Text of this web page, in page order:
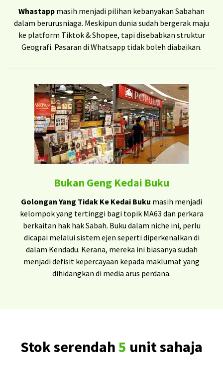
Whastapp masih menjadi pilihan kebanyakan Sabahan
dalam berurusniaga. Meskipun dunia sudah bergerak maju
ke platform Tiktok & Shopee, tapi disebabkan struktur
Geografi. Pasaran di Whatsapp tidak boleh diabaikan.
Bukan Geng Kedai Buku
Golongan Yang Tidak Ke Kedai Buku masih menjadi
kelompok yang tertinggi bagi topik MA63 dan perkara
berkaitan hak hak Sabah. Buku dalam niche ini, perlu
dicapai melalui sistem ejen seperti diperkenalkan di
dalam Kendadu. Kerana, mereka ini biasanya sudah
menjadi defisit kepercayaan kepada maklumat yang
dihidangkan di media arus perdana.
Stok serendah5 unit sahaja